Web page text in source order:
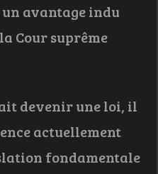
avantage indu
Cour suprême
devenir une loi, il
actuellement
fondamentale